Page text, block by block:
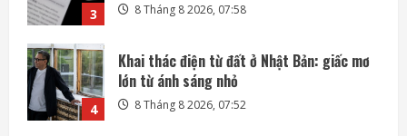
4 8 Tháng 8 2026, 07:52
5
SoftBank không chỉ đầu tư vào AI mà còn
lãi lớn nhờ mua cổ phần Intel
7 Tháng 8 2026, 22:27